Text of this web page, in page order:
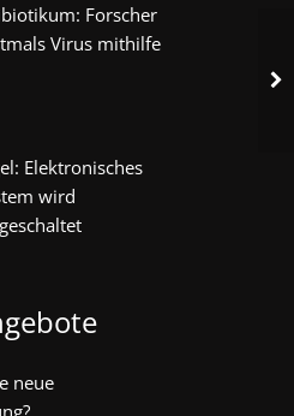
Forscher
Virus mithilfe
Elektronisches
wird
neue